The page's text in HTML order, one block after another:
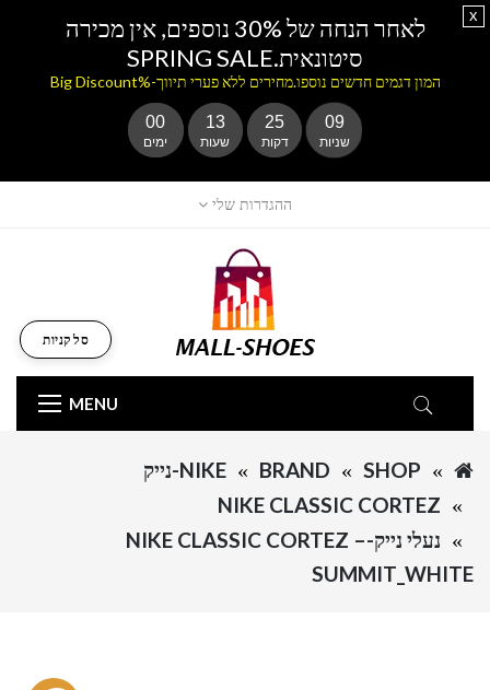
ההגדרות שלי
MENU
סל קניות
SHOP
BRAND
NIKE-נייק
NIKE CLASSIC CORTEZ
נעלי נייק-NIKE CLASSIC CORTEZ –
SUMMIT_WHITE
לאחר הנחה של 30% נוספים, אין מכירה
סיטונאית.SPRING SALE
המון דגמים חדשים נוספו.מחירים ללא פערי תיווך-%Big Discount
00
ימים
13
שעות
25
דקות
09
שניות
x